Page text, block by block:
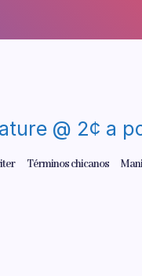
@ 2¢ a
Términos chicanos